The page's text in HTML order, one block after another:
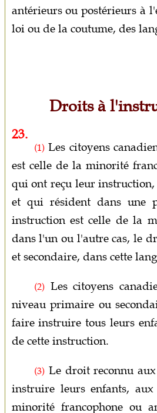
antérieurs ou postérieurs à
loi ou de la coutume, des
Droits à
23.
(1) Les citoyens
est celle de la minorité
qui ont reçu leur
et qui résident dans une
instruction est celle de la
dans l'un ou l'autre cas, le
et secondaire, dans cette
(2) Les citoyens
niveau primaire ou
faire instruire tous leurs
de cette instruction.
(3) Le droit reconnu
instruire leurs enfants,
minorité francophone ou